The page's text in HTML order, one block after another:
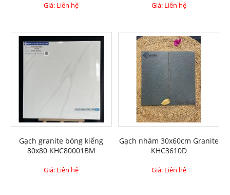
Giá: Liên hệ Giá: Liên hệ
Gạch granite bóng kiếng
80x80 KHC80001BM
Giá: Liên hệ
Gạch nhám 30x60cm Granite
KHC3610D
Giá: Liên hệ